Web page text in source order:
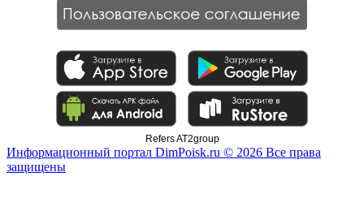
Refers AT2group
Информационный портал DimPoisk.ru © 2026 Все права
защищены